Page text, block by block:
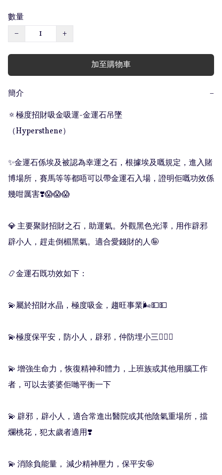
數量
−
+
加至購物車
簡介
−
🔅極度招財吸金吸運-金運石吊墜
（Hypersthene）
✨金運石係埃及被認為幸運之石，根據埃及嘅規定，進入賭
博場所，賽馬等等都唔可以帶金運石入場，證明佢嘅功效係
幾咁厲害❣️😱😱😱
💎 主要聚財招財之石，助運氣。外觀黑色光澤，用作辟邪
辟小人，趕走倒楣黑氣。適合愛錢財的人🤪
📿金運石既功效如下：
💫屬於招財水晶，極度吸金，趨旺事業🌬💵💵
💫極度保平安，防小人，辟邪，仲防埋小三💁🏻‍♀️
💫 增強生命力，恢復精神和體力，上班族或其他用腦工作
者，可以去婆婆佢哋平衡一下
💫 辟邪，辟小人，適合常進出醫院或其他陰氣重場所，擋
爛桃花，犯太歲者適用❣️
💫 消除負能量， 減少精神壓力，保平安🤪